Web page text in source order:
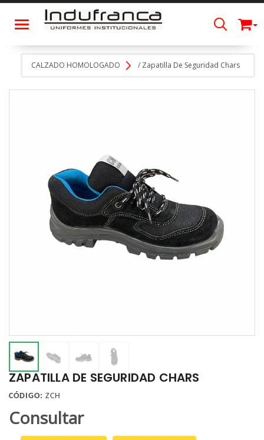
Toggle navigation
CALZADO HOMOLOGADO / Zapatilla De Seguridad Chars
ZAPATILLA DE SEGURIDAD CHARS
CÓDIGO: ZCH
Consultar